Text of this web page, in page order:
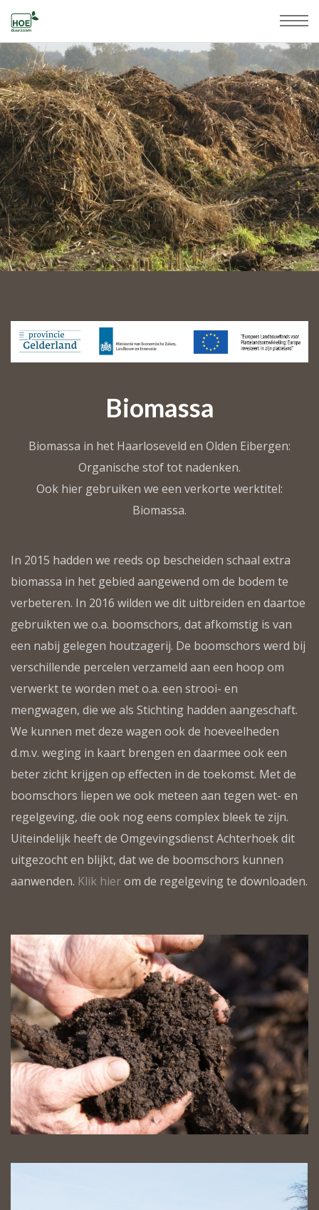
Biomassa
Biomassa in het Haarloseveld en Olden Eibergen:
Organische stof tot nadenken.
Ook hier gebruiken we een verkorte werktitel:
Biomassa.
In 2015 hadden we reeds op bescheiden schaal extra
biomassa in het gebied aangewend om de bodem te
verbeteren. In 2016 wilden we dit uitbreiden en daartoe
gebruikten we o.a. boomschors, dat afkomstig is van
een nabij gelegen houtzagerij. De boomschors werd bij
verschillende percelen verzameld aan een hoop om
verwerkt te worden met o.a. een strooi- en
mengwagen, die we als Stichting hadden aangeschaft.
We kunnen met deze wagen ook de hoeveelheden
d.m.v. weging in kaart brengen en daarmee ook een
beter zicht krijgen op effecten in de toekomst. Met de
boomschors liepen we ook meteen aan tegen wet- en
regelgeving, die ook nog eens complex bleek te zijn.
Uiteindelijk heeft de Omgevingsdienst Achterhoek dit
uitgezocht en blijkt, dat we de boomschors kunnen
aanwenden. Klik hierom de regelgeving te downloaden.